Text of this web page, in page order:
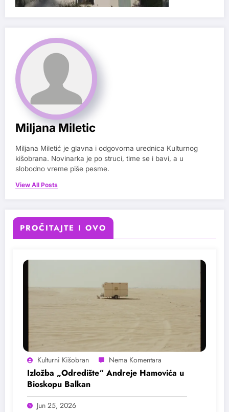
Miljana Miletic
Miljana Miletić je glavna i odgovorna urednica Kulturnog
kišobrana. Novinarka je po struci, time se i bavi, a u
slobodno vreme piše pesme.
View All Posts
PROČITAJTE I OVO
Kulturni Kišobran
Izložba „Odredište“ Andreje Hamovića u
Bioskopu Balkan
Jun 25, 2026